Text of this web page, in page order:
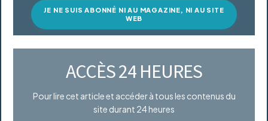
JE NE SUIS ABONNÉ NI AU MAGAZINE, NI AU SITE
WEB
ACCÈS 24 HEURES
Pour lire cet article et accéder à tous les contenus du
site durant 24 heures